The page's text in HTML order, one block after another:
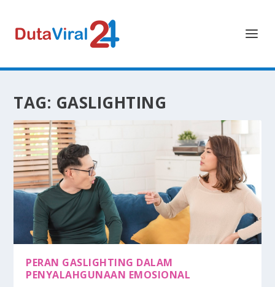
TAG: GASLIGHTING
PERAN GASLIGHTING DALAM
PENYALAHGUNAAN EMOSIONAL